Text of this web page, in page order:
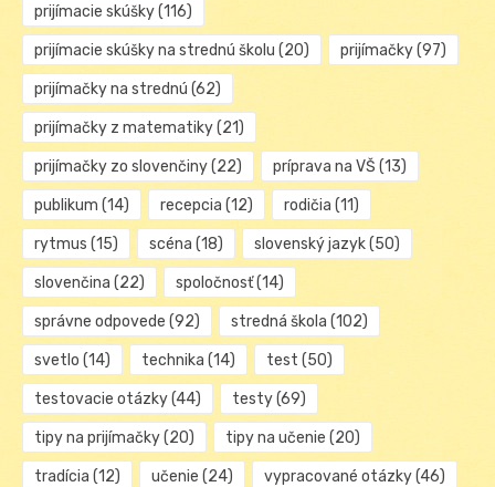
prijímacie skúšky(116)
prijímacie skúšky na strednú školu (20) prijímačky(97)
prijímačky na strednú (62)
prijímačky z matematiky(21)
prijímačky zo slovenčiny(22) príprava na VŠ (13)
publikum (14) recepcia (12) rodičia (11)
rytmus (15) scéna (18) slovenský jazyk(50)
slovenčina (22) spoločnosť(14)
správne odpovede (92) stredná škola (102)
svetlo (14) technika (14) test (50)
testovacie otázky(44) testy(69)
tipy na prijímačky(20) tipy na učenie (20)
tradícia (12) učenie (24) vypracované otázky(46)